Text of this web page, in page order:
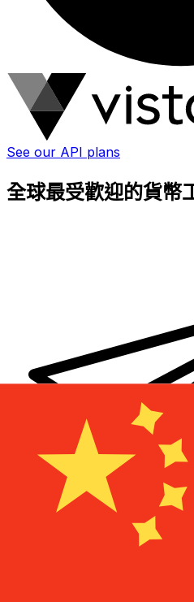
See our API plans
全球最受歡迎的貨幣